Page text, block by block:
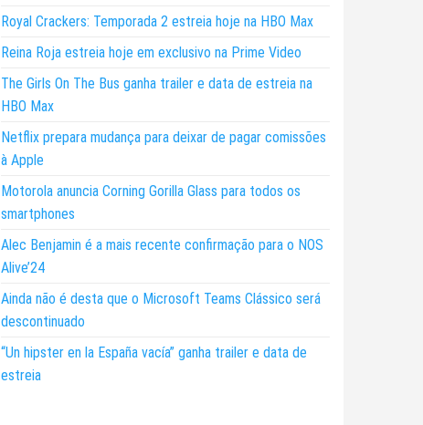
Royal Crackers: Temporada 2 estreia hoje na HBO Max
Reina Roja estreia hoje em exclusivo na Prime Video
The Girls On The Bus ganha trailer e data de estreia na
HBO Max
Netflix prepara mudança para deixar de pagar comissões
à Apple
Motorola anuncia Corning Gorilla Glass para todos os
smartphones
Alec Benjamin é a mais recente confirmação para o NOS
Alive’24
Ainda não é desta que o Microsoft Teams Clássico será
descontinuado
“Un hipster en la España vacía” ganha trailer e data de
estreia